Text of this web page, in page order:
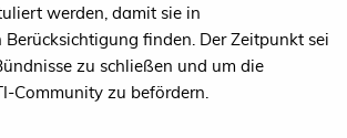
werden, damit sie in
finden. Der Zeitpunkt sei
zu schließen und um die
Community zu befördern.